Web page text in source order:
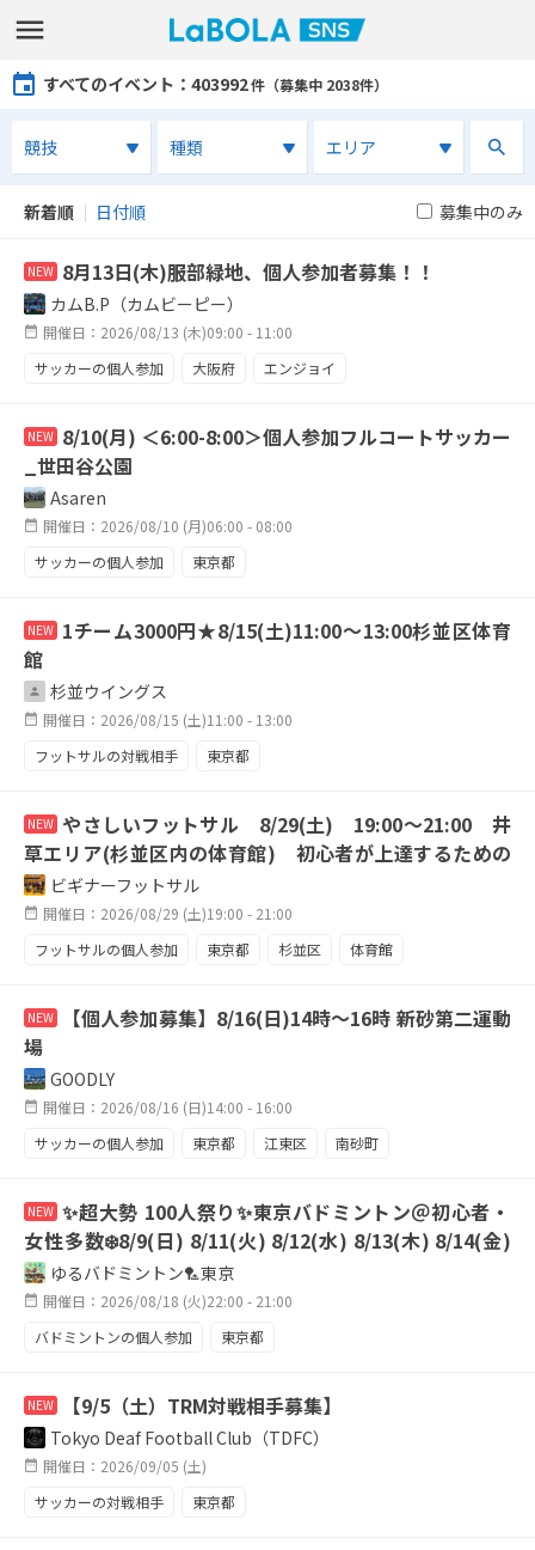
すべてのイベント ：403992件（募集中 2038件）
新着順 ｜ 日付順 募集中のみ
NEW 8月13日(木)服部緑地、個人参加者募集！！
カムB.P（カムビーピー）
開催日：2026/08/13 (木)09:00 - 11:00
サッカーの個人参加
大阪府 エンジョイ
NEW 8/10(月) ＜6:00-8:00＞個人参加フルコートサッカー
_世田谷公園
Asaren
開催日：2026/08/10 (月)06:00 - 08:00
サッカーの個人参加
東京都
NEW 1チーム3000円★8/15(土)11:00～13:00杉並区体育
館
杉並ウイングス
開催日：2026/08/15 (土)11:00 - 13:00
フットサルの対戦相手
東京都
NEW やさしいフットサル 8/29(土) 19:00〜21:00 井
草エリア(杉並区内の体育館) 初心者が上達するための
フットサルグループ サッカー未経験者・女性・小学
生・子供連れ歓迎
ビギナーフットサル
開催日：2026/08/29 (土)19:00 - 21:00
フットサルの個人参加
東京都 杉並区
体育館
女性歓迎
小学生歓迎 やさしい 子連れ歓迎
NEW
【個人参加募集】8/16(日)14時〜16時 新砂第二運動
場
GOODLY
開催日：2026/08/16 (日)14:00 - 16:00
サッカーの個人参加
東京都 江東区 南砂町
NEW ✨️超大勢 100人祭り✨️東京バドミントン＠初心者・
女性多数❄️8/9(日) 8/11(火) 8/12(水) 8/13(木) 8/14(金)
8/15(土) 8/16(日) 8/17(月)..
ゆるバドミントン🏸東京
開催日：2026/08/18 (火)22:00 - 21:00
バドミントンの個人参加
東京都
NEW 【9/5（土）TRM対戦相手募集】
Tokyo Deaf Football Club（TDFC）
開催日：2026/09/05 (土)
サッカーの対戦相手
東京都